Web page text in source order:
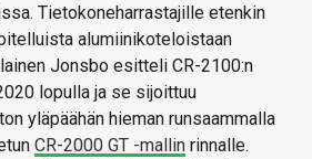
Tietokoneharrastajille etenkin
alumiinikoteloistaan
Jonsbo esitteli CR-2100:n
lopulla ja se sijoittuu
yläpäähän hieman runsaammalla
CR-2000 GT -mallin rinnalle.